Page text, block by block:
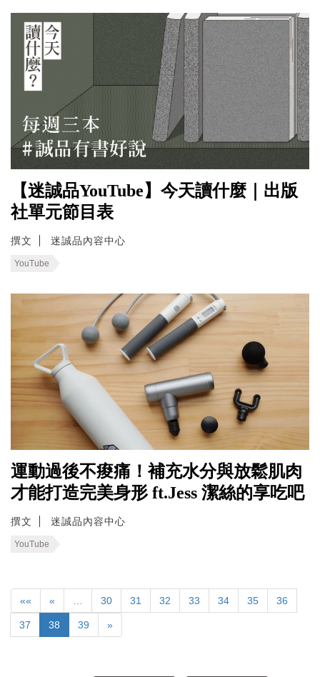
【迷誠品YouTube】今天讀什麼｜出版
社單元節目表
撰文 迷誠品內容中心
YouTube
運動過後不痠痛！補充水分與放鬆肌肉
才能打造完美身形 ft.Jess 潔絲的享吃吧
撰文 迷誠品內容中心
YouTube
«« « 30 31 32 33 34 35 36
37 38 39 »